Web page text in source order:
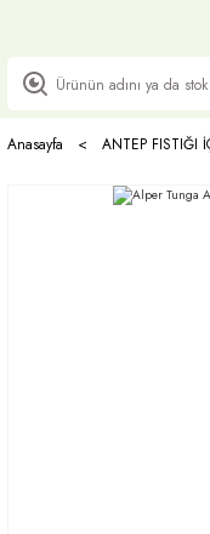
Anasayfa ANTEP FISTIĞI